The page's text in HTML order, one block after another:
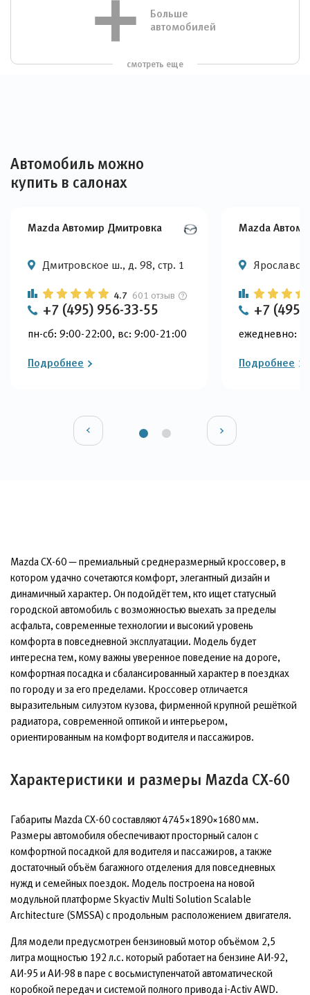
Больше
автомобилей
смотреть еще
Автомобиль можно
купить в салонах
Mazda Автомир Дмитровка
Дмитровское ш., д. 98, стр. 1
4.7 601 отзыв
+7 (495) 956-33-55
пн-сб: 9:00-22:00, вс: 9:00-21:00
Подробнее
Mazda
+7 (495)
ежедневно:
Подробнее
Mazda CX-60 — премиальный среднеразмерный кроссовер, в
котором удачно сочетаются комфорт, элегантный дизайн и
динамичный характер. Он подойдёт тем, кто ищет статусный
городской автомобиль с возможностью выехать за пределы
асфальта, современные технологии и высокий уровень
комфорта в повседневной эксплуатации. Модель будет
интересна тем, кому важны уверенное поведение на дороге,
комфортная посадка и сбалансированный характер в поездках
по городу и за его пределами. Кроссовер отличается
выразительным силуэтом кузова, фирменной крупной решёткой
радиатора, современной оптикой и интерьером,
ориентированным на комфорт водителя и пассажиров.
Характеристики и размеры Mazda CX-60
Габариты Mazda CX-60 составляют 4745×1890×1680 мм.
Размеры автомобиля обеспечивают просторный салон с
комфортной посадкой для водителя и пассажиров, а также
достаточный объём багажного отделения для повседневных
нужд и семейных поездок. Модель построена на новой
модульной платформе Skyactiv Multi Solution Scalable
Architecture (SMSSA) с продольным расположением двигателя.
Для модели предусмотрен бензиновый мотор объёмом 2,5
литра мощностью 192 л.с. который работает на бензине АИ-92,
АИ-95 и АИ-98 в паре с восьмиступенчатой автоматической
коробкой передач и системой полного привода i-Activ AWD.